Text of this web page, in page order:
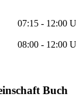
07:15 - 12:00
08:00 - 12:00
Buch